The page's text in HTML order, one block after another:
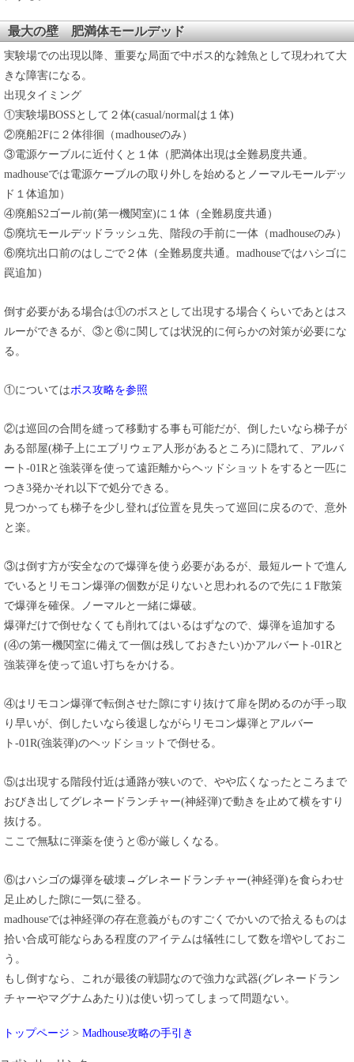
最大の壁 肥満体モールデッド
実験場での出現以降、重要な局面で中ボス的な雑魚として現われて大
きな障害になる。
出現タイミング
①実験場BOSSとして２体(casual/normalは１体)
②廃船2Fに２体徘徊（madhouseのみ）
③電源ケーブルに近付くと１体（肥満体出現は全難易度共通。
madhouseでは電源ケーブルの取り外しを始めるとノーマルモールデッ
ド１体追加）
④廃船S2ゴール前(第一機関室)に１体（全難易度共通）
⑤廃坑モールデッドラッシュ先、階段の手前に一体（madhouseのみ）
⑥廃坑出口前のはしごで２体（全難易度共通。madhouseではハシゴに
罠追加）
倒す必要がある場合は①のボスとして出現する場合くらいであとはス
ルーができるが、③と⑥に関しては状況的に何らかの対策が必要にな
る。
①についてはボス攻略を参照
②は巡回の合間を縫って移動する事も可能だが、倒したいなら梯子が
ある部屋(梯子上にエブリウェア人形があるところ)に隠れて、アルバ
ート-01Rと強装弾を使って遠距離からヘッドショットをすると一匹に
つき3発かそれ以下で処分できる。
見つかっても梯子を少し登れば位置を見失って巡回に戻るので、意外
と楽。
③は倒す方が安全なので爆弾を使う必要があるが、最短ルートで進ん
でいるとリモコン爆弾の個数が足りないと思われるので先に１F散策
で爆弾を確保。ノーマルと一緒に爆破。
爆弾だけで倒せなくても削れてはいるはずなので、爆弾を追加する
(④の第一機関室に備えて一個は残しておきたい)かアルバート-01Rと
強装弾を使って追い打ちをかける。
④はリモコン爆弾で転倒させた隙にすり抜けて扉を閉めるのが手っ取
り早いが、倒したいなら後退しながらリモコン爆弾とアルバー
ト-01R(強装弾)のヘッドショットで倒せる。
⑤は出現する階段付近は通路が狭いので、やや広くなったところまで
おびき出してグレネードランチャー(神経弾)で動きを止めて横をすり
抜ける。
ここで無駄に弾薬を使うと⑥が厳しくなる。
⑥はハシゴの爆弾を破壊→グレネードランチャー(神経弾)を食らわせ
足止めした隙に一気に登る。
madhouseでは神経弾の存在意義がものすごくでかいので拾えるものは
拾い合成可能ならある程度のアイテムは犠牲にして数を増やしておこ
う。
もし倒すなら、これが最後の戦闘なので強力な武器(グレネードラン
チャーやマグナムあたり)は使い切ってしまって問題ない。
トップページ > Madhouse攻略の手引き